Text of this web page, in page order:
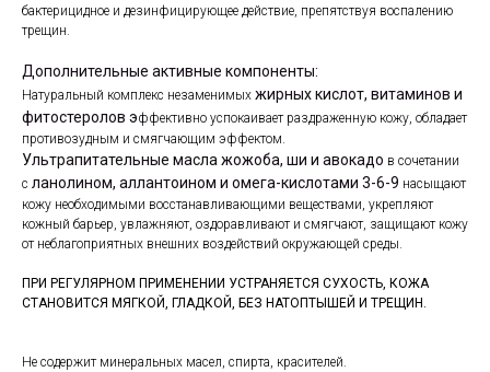
бактерицидное и дезинфицирующее действие, препятствуя воспалению
трещин.
Дополнительные активные компоненты:
Натуральный комплекс незаменимых жирных кислот, витаминов и
фитостеролов эффективно успокаивает раздраженную кожу, обладает
противозудным и смягчающим эффектом.
Ультрапитательные масла жожоба, ши и авокадо в сочетании
с ланолином, аллантоином и омега-кислотами 3-6-9 насыщают
кожу необходимыми восстанавливающими веществами, укрепляют
кожный барьер, увлажняют, оздоравливают и смягчают, защищают кожу
от неблагоприятных внешних воздействий окружающей среды.
ПРИ РЕГУЛЯРНОМ ПРИМЕНЕНИИ УСТРАНЯЕТСЯ СУХОСТЬ, КОЖА
СТАНОВИТСЯ МЯГКОЙ, ГЛАДКОЙ, БЕЗ НАТОПТЫШЕЙ И ТРЕЩИН.
Не содержит минеральных масел, спирта, красителей.